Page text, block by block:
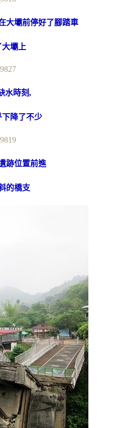
大壩前停好了腳踏車
大壩上
水時刻,
降了不少
跡位置前進
的橋支